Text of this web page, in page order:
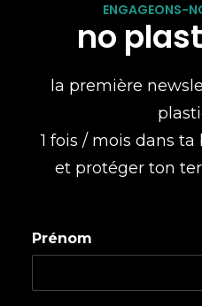
ENGAGEONS-
no
la première
1 fois / mois dans
et protéger ton
Prénom